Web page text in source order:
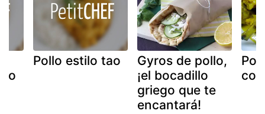
Pollo estilo tao
Gyros de pollo,
¡el bocadillo
griego que te
encantará!